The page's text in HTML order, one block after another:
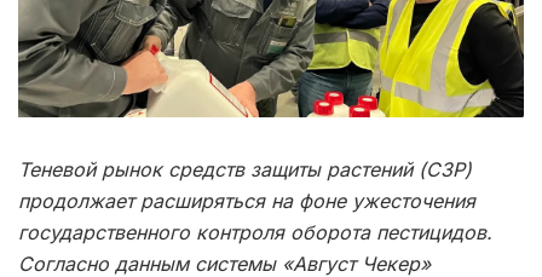
Теневой рынок средств защиты растений (СЗР)
продолжает расширяться на фоне ужесточения
государственного контроля оборота пестицидов.
Согласно данным системы «Август Чекер»